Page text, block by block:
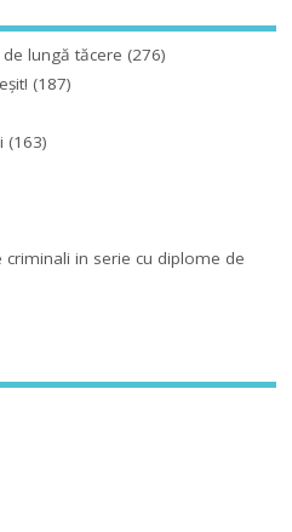
lungă tăcere (276)
(187)
(163)
in serie cu diplome de